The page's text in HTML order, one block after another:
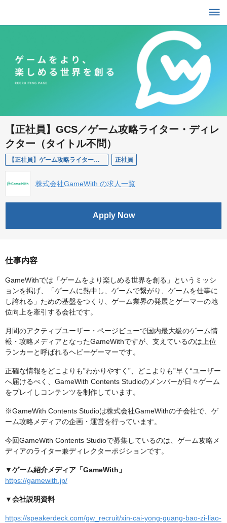
【正社員】GCS／ゲーム攻略ライター・ディレ
クター（タイトル不問）
【正社員】ゲーム攻略ライター・ディレクター（タイトル不問） 正社員
株式会社GameWith の求人一覧
Apply Now
仕事内容
GameWithでは「ゲームをより楽しめる世界を創る」というミッシ
ョンを掲げ、「ゲームに熱中し、ゲームで繋がり、ゲームを仕事に
し誇れる」ための基盤をつくり、ゲーム業界の発展とゲーマーの地
位向上を牽引する会社です。
月間のアクティブユーザー・ページビューで国内最大級のゲーム情
報・攻略メディアとなったGameWithですが、支えているのは上位
ランカーと呼ばれるヘビーゲーマーです。
正確な情報をどこよりも”わかりやすく”、どこよりも”早く“ユーザー
へ届けるべく、GameWith Contents Studioのメンバーが日々ゲーム
をプレイしコンテンツを制作しています。
※GameWith Contents Studioは株式会社GameWithの子会社で、ゲ
ーム攻略メディアの企画・運営を行っています。
今回GameWith Contents Studioで募集しているのは、ゲーム攻略メ
ディアのライター兼ディレクターポジションです。
▼ゲーム紹介メディア「GameWith」
https://gamewith.jp/
▼会社説明資料
https://speakerdeck.com/gw_recruit/xin-cai-yong-guang-bao-zi-liao-